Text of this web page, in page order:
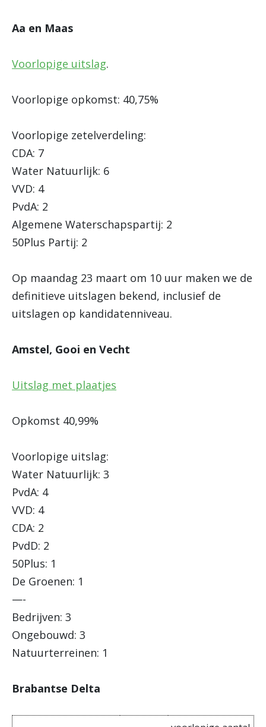
Aa en Maas
Voorlopige uitslag.
Voorlopige opkomst: 40,75%
Voorlopige zetelverdeling:
CDA: 7
Water Natuurlijk: 6
VVD: 4
PvdA: 2
Algemene Waterschapspartij: 2
50Plus Partij: 2
Op maandag 23 maart om 10 uur maken we de
definitieve uitslagen bekend, inclusief de
uitslagen op kandidatenniveau.
Amstel, Gooi en Vecht
Uitslag met plaatjes
Opkomst 40,99%
Voorlopige uitslag:
Water Natuurlijk: 3
PvdA: 4
VVD: 4
CDA: 2
PvdD: 2
50Plus: 1
De Groenen: 1
—-
Bedrijven: 3
Ongebouwd: 3
Natuurterreinen: 1
Brabantse Delta